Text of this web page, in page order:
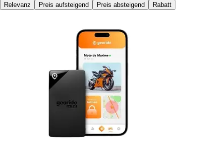
Relevanz
Preis aufsteigend Preis absteigend Rabatt